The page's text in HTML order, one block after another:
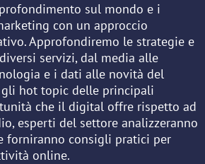
sul mondo e i
con un approccio
Approfondiremo le strategie e
servizi, dal media alle
e i dati alle novità del
gli hot topic delle principali
che il digital offre rispetto ad
esperti del settore analizzeranno
forniranno consigli pratici per
online.